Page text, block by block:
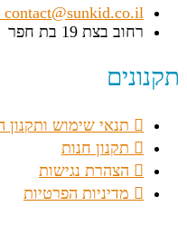
contact@sunkid.co.il
רחוב בצת 19 בת חפר
תקנונים
תנאי שימוש
תקנון חנות
הצהרת נגישות
מדיניות הפרטיות